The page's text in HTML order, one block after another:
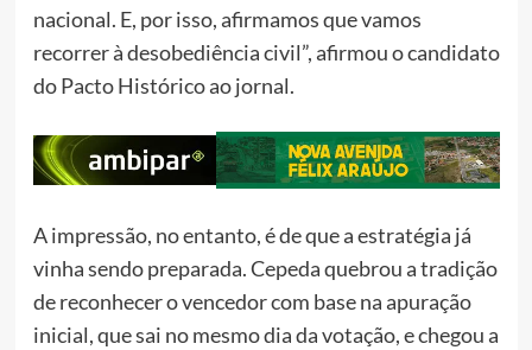
nacional. E, por isso, afirmamos que vamos
recorrer à desobediência civil”, afirmou o candidato
do Pacto Histórico ao jornal.
A impressão, no entanto, é de que a estratégia já
vinha sendo preparada. Cepeda quebrou a tradição
de reconhecer o vencedor com base na apuração
inicial, que sai no mesmo dia da votação, e chegou a